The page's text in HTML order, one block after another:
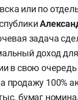
или по
задача
доход
в свою очередь
продажу 100%
бумаг